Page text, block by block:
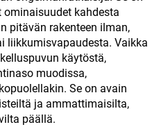
ominaisuudet kahdesta
pitävän rakenteen ilman,
liikkumisvapaudesta. Vaikka
käytöstä,
muodissa,
Se on avain
ja ammattimaisilta,
päällä.